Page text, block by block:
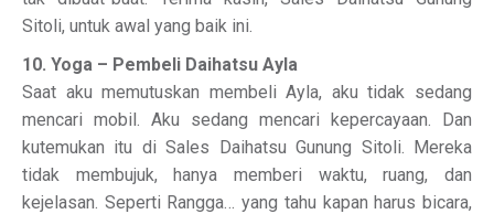
Sitoli, untuk awal yang baik ini.
10. Yoga – Pembeli Daihatsu Ayla
Saat aku memutuskan membeli Ayla, aku tidak sedang
mencari mobil. Aku sedang mencari kepercayaan. Dan
kutemukan itu di Sales Daihatsu Gunung Sitoli. Mereka
tidak membujuk, hanya memberi waktu, ruang, dan
kejelasan. Seperti Rangga… yang tahu kapan harus bicara,